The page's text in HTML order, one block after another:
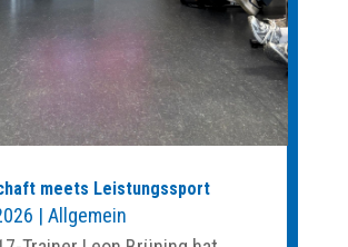
meets Leistungssport
| Allgemein